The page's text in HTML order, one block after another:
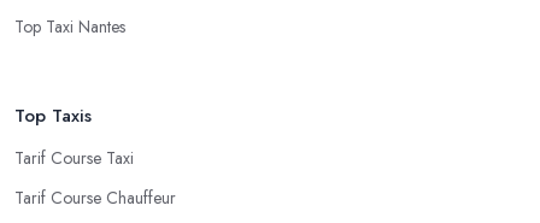
Top Taxi Nantes
Top Taxis
Tarif Course Taxi
Tarif Course Chauffeur